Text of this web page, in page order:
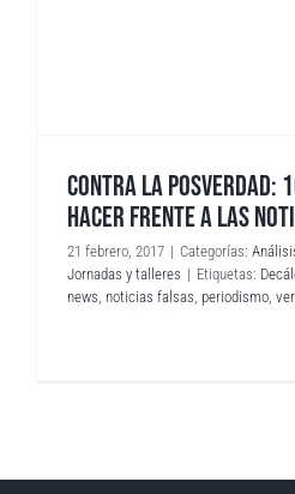
CONTRA LA POSVERDAD:
HACER FRENTE A LAS
21 febrero, 2017 | Categorías:
Jornadas y talleres | Etiquetas:
news, noticias falsas, periodismo,